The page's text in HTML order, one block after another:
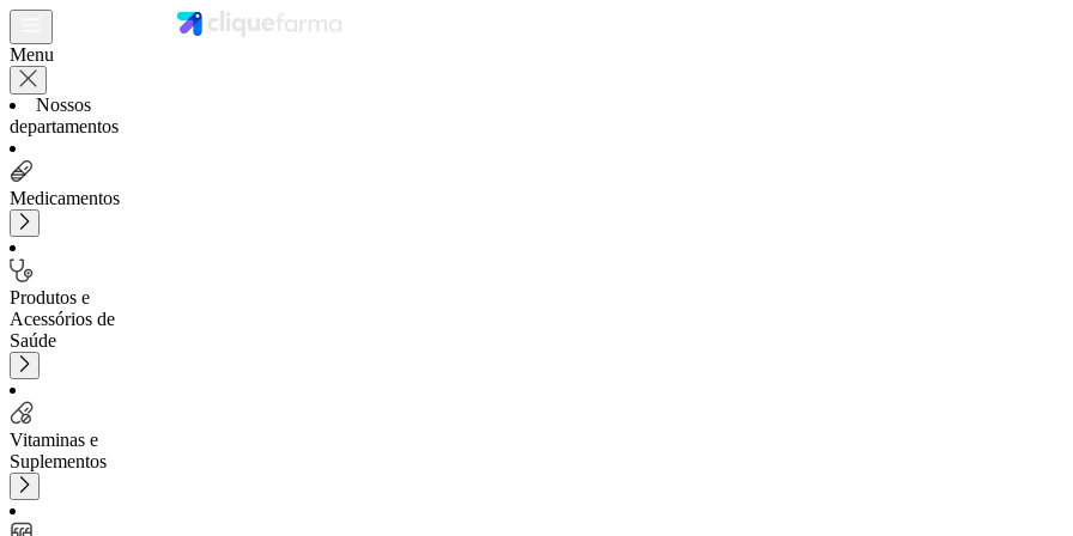
Menu
Nossos
departamentos
Medicamentos
Produtos e
Acessórios de
Saúde
Vitaminas e
Suplementos